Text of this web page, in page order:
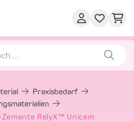
Praxisbedarf
RelyX™ Unicem